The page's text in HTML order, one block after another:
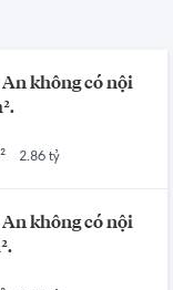
không có nội
2.86 tỷ
không có nội